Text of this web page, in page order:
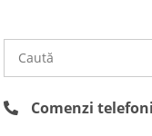
Comenzi